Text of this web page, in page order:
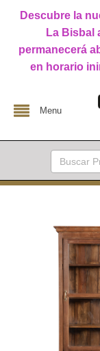
Descubre la
La Bisbal
permanecerá
en horario
Menu
Buscar: